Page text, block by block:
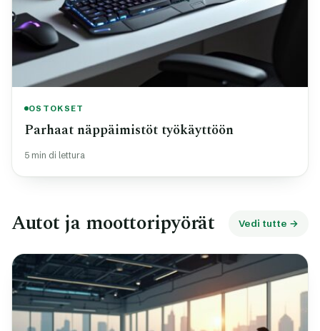
OSTOKSET
Parhaat näppäimistöt työkäyttöön
5 min di lettura
Autot ja moottoripyörät Vedi tutte →